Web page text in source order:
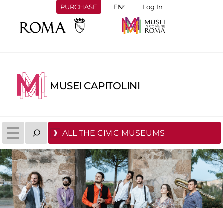
PURCHASE Log In
MUSEI CAPITOLINI
ALL THE CIVIC MUSEUMS